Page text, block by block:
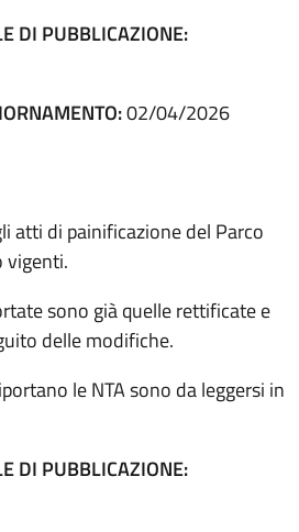
DI PUBBLICAZIONE:
02/04/2026
atti di painificazione del Parco
vigenti.
sono già quelle rettificate e
delle modifiche.
le NTA sono da leggersi in
DI PUBBLICAZIONE: